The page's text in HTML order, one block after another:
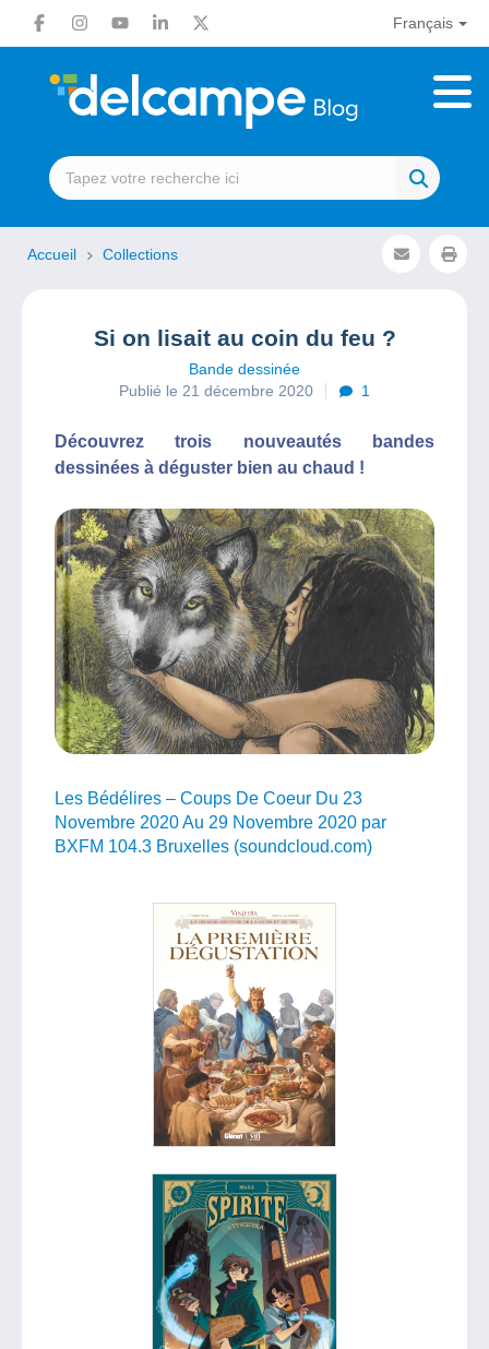
Français
Accueil Collections
Si on lisait au coin du feu ?
Bande dessinée
Publié le 21 décembre 2020
1
Découvrez trois nouveautés bandes
dessinées à déguster bien au chaud !
Les Bédélires – Coups De Coeur Du 23
Novembre 2020 Au 29 Novembre 2020 par
BXFM 104.3 Bruxelles (soundcloud.com)